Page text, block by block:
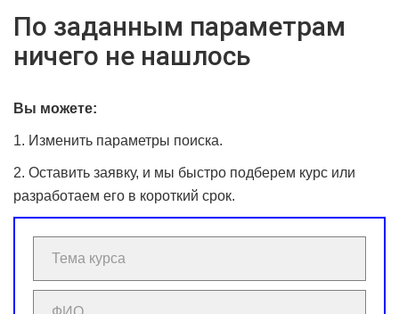
По заданным параметрам
ничего не нашлось
Вы можете:
1. Изменить параметры поиска.
2. Оставить заявку, и мы быстро подберем курс или
разработаем его в короткий срок.